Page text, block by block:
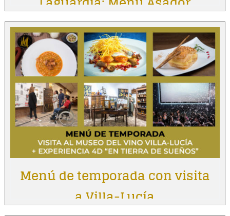
Vintage
Menú de temporada con visita
a Villa-Lucía